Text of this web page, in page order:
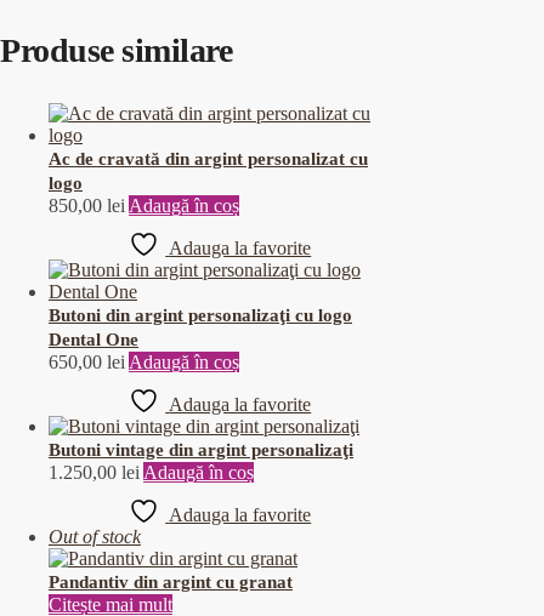
Produse similare
Ac de cravată din argint personalizat cu
logo
850,00 lei Adaugă în coș
Adauga la favorite
Butoni din argint personalizaţi cu logo
Dental One
650,00 lei Adaugă în coș
Adauga la favorite
Butoni vintage din argint personalizaţi
1.250,00 lei Adaugă în coș
Adauga la favorite
Out of stock
Pandantiv din argint cu granat
Citește mai mult